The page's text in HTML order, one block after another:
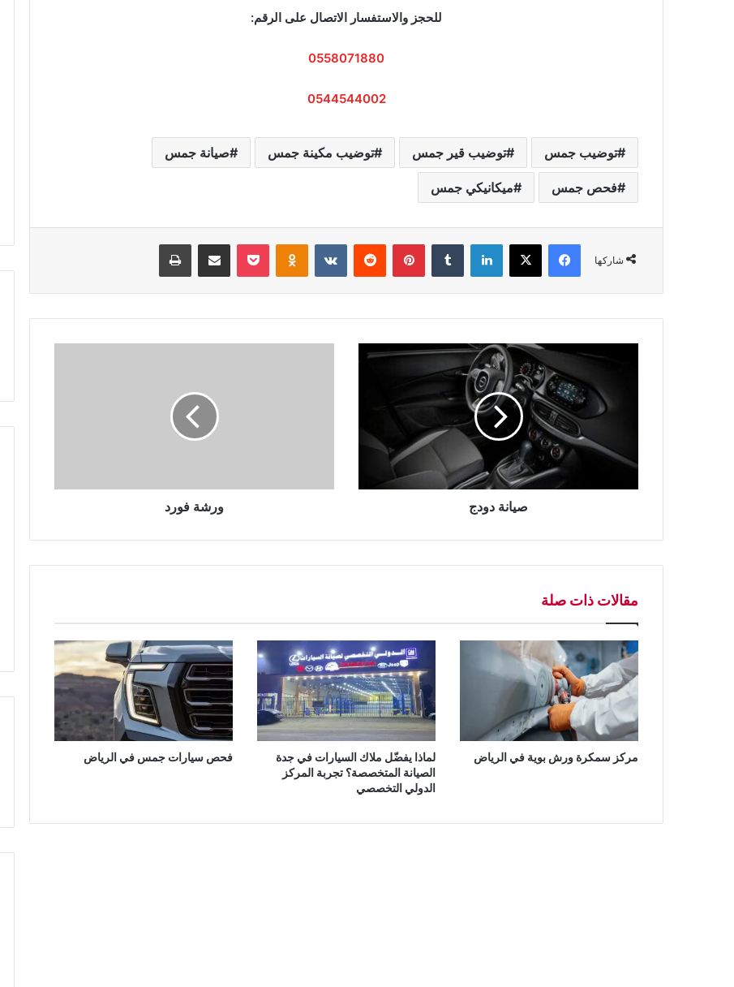
للحجز والاستفسار الاتصال على الرقم:
0558071880
0544544002
توضيب جمس توضيب قير جمس توضيب مكينة جمس صيانة جمس
فحص جمس ميكانيكي جمس
شاركها
فيسبوك لينكدإن بينتيريست
د
ج
صيانة دودج ورشة فورد
مقالات ذات صلة
مركز سمكرة ورش بوية في الرياض
لماذا يفضّل ملاك السيارات في جدة
الصيانة المتخصصة؟ تجربة المركز
الدولي التخصصي
فحص سيارات جمس في الرياض